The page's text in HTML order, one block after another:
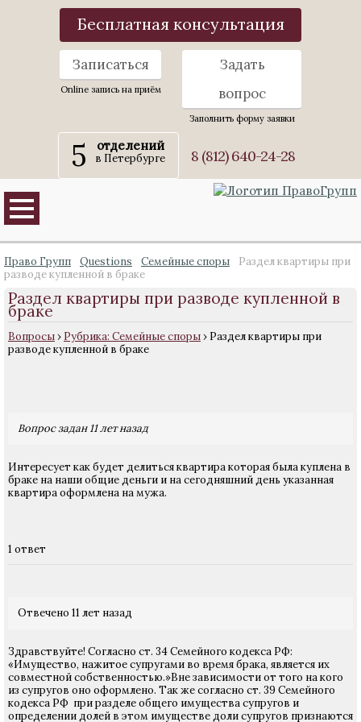
Бесплатная консультация
Записаться
Online запись на приём
Задать
вопрос
Заполнить форму заявки
5 отделений
в Петербурге 8 (812) 640-24-28
Право Групп Questions Семейные споры
Раздел квартиры при
разводе купленной в браке
Раздел квартиры при разводе купленной в
браке
Вопросы› Рубрика: Семейные споры› Раздел квартиры при
разводе купленной в браке
Вопрос задан 11 лет назад
Интересует как будет делиться квартира которая была куплена в
браке на наши общие деньги и на сегодняшний день указанная
квартира оформлена на мужа.
1 ответ
Отвечено 11 лет назад
Здравствуйте! Согласно ст. 34 Семейного кодекса РФ:
«Имущество, нажитое супругами во время брака, является их
совместной собственностью.»Вне зависимости от того на кого
из супругов оно оформлено. Так же согласно ст. 39 Семейного
кодекса РФ при разделе общего имущества супругов и
определении долей в этом имуществе доли супругов признаются